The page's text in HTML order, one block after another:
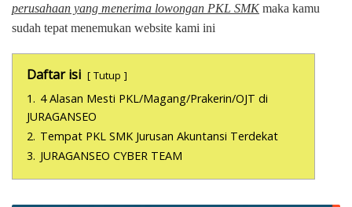
perusahaan yang menerima lowongan PKL SMKmaka kamu
sudah tepat menemukan website kami ini
Daftar isi Tutup
1. 4 Alasan Mesti PKL/Magang/Prakerin/OJT di
JURAGANSEO
2. Tempat PKL SMK Jurusan Akuntansi Terdekat
3. JURAGANSEO CYBER TEAM